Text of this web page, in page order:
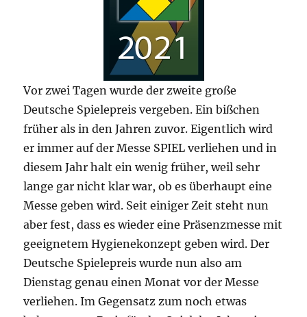
Vor zwei Tagen wurde der zweite große
Deutsche Spielepreis vergeben. Ein bißchen
früher als in den Jahren zuvor. Eigentlich wird
er immer auf der Messe SPIEL verliehen und in
diesem Jahr halt ein wenig früher, weil sehr
lange gar nicht klar war, ob es überhaupt eine
Messe geben wird. Seit einiger Zeit steht nun
aber fest, dass es wieder eine Präsenzmesse mit
geeignetem Hygienekonzept geben wird. Der
Deutsche Spielepreis wurde nun also am
Dienstag genau einen Monat vor der Messe
verliehen. Im Gegensatz zum noch etwas